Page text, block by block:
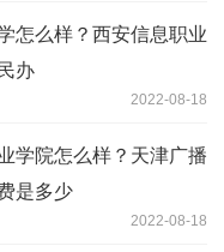
怎么样？西安信息职业
办
2022-08-18
学院怎么样？天津广播
是多少
2022-08-18